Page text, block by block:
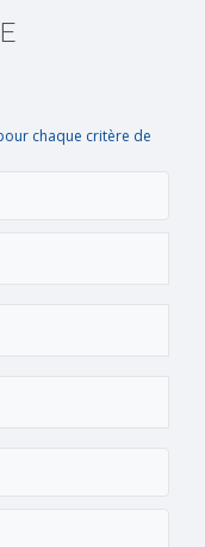
chaque critère de